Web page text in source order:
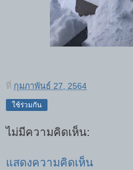
ที่ กุมภาพันธ์ 27, 2564
ใช้ร่วมกัน
ไม่มีความคิดเห็น:
แสดงความคิดเห็น